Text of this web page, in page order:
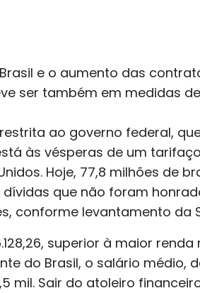
e o aumento das
ser também em medidas
ao governo federal,
às vésperas de um
Hoje, 77,8 milhões de
que não foram
conforme levantamento da
superior à maior
do Brasil, o salário
mil. Sair do atoleiro